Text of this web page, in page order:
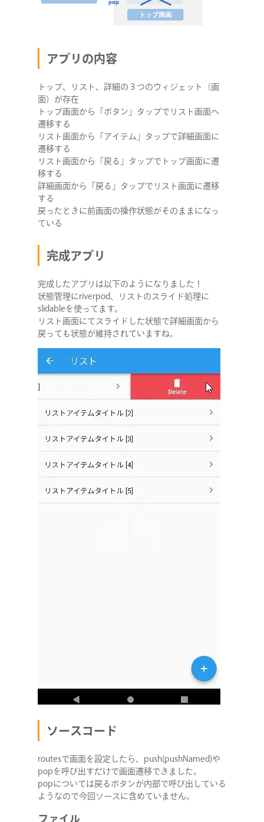
アプリの内容
トップ、リスト、詳細の３つのウィジェット（画
面）が存在
トップ画面から「ボタン」タップでリスト画面へ
遷移する
リスト画面から「アイテム」タップで詳細画面に
遷移する
リスト画面から「戻る」タップでトップ画面に遷
移する
詳細画面から「戻る」タップでリスト画面に遷移
する
戻ったときに前画面の操作状態がそのままになっ
ている
完成アプリ
完成したアプリは以下のようになりました！
状態管理にriverpod、リストのスライド処理に
slidableを使ってます。
リスト画面にてスライドした状態で詳細画面から
戻っても状態が維持されていますね。
ソースコード
routesで画面を設定したら、push(pushNamed)や
popを呼び出すだけで画面遷移できました。
popについては戻るボタンが内部で呼び出している
ようなので今回ソースに含めていません。
ファイル